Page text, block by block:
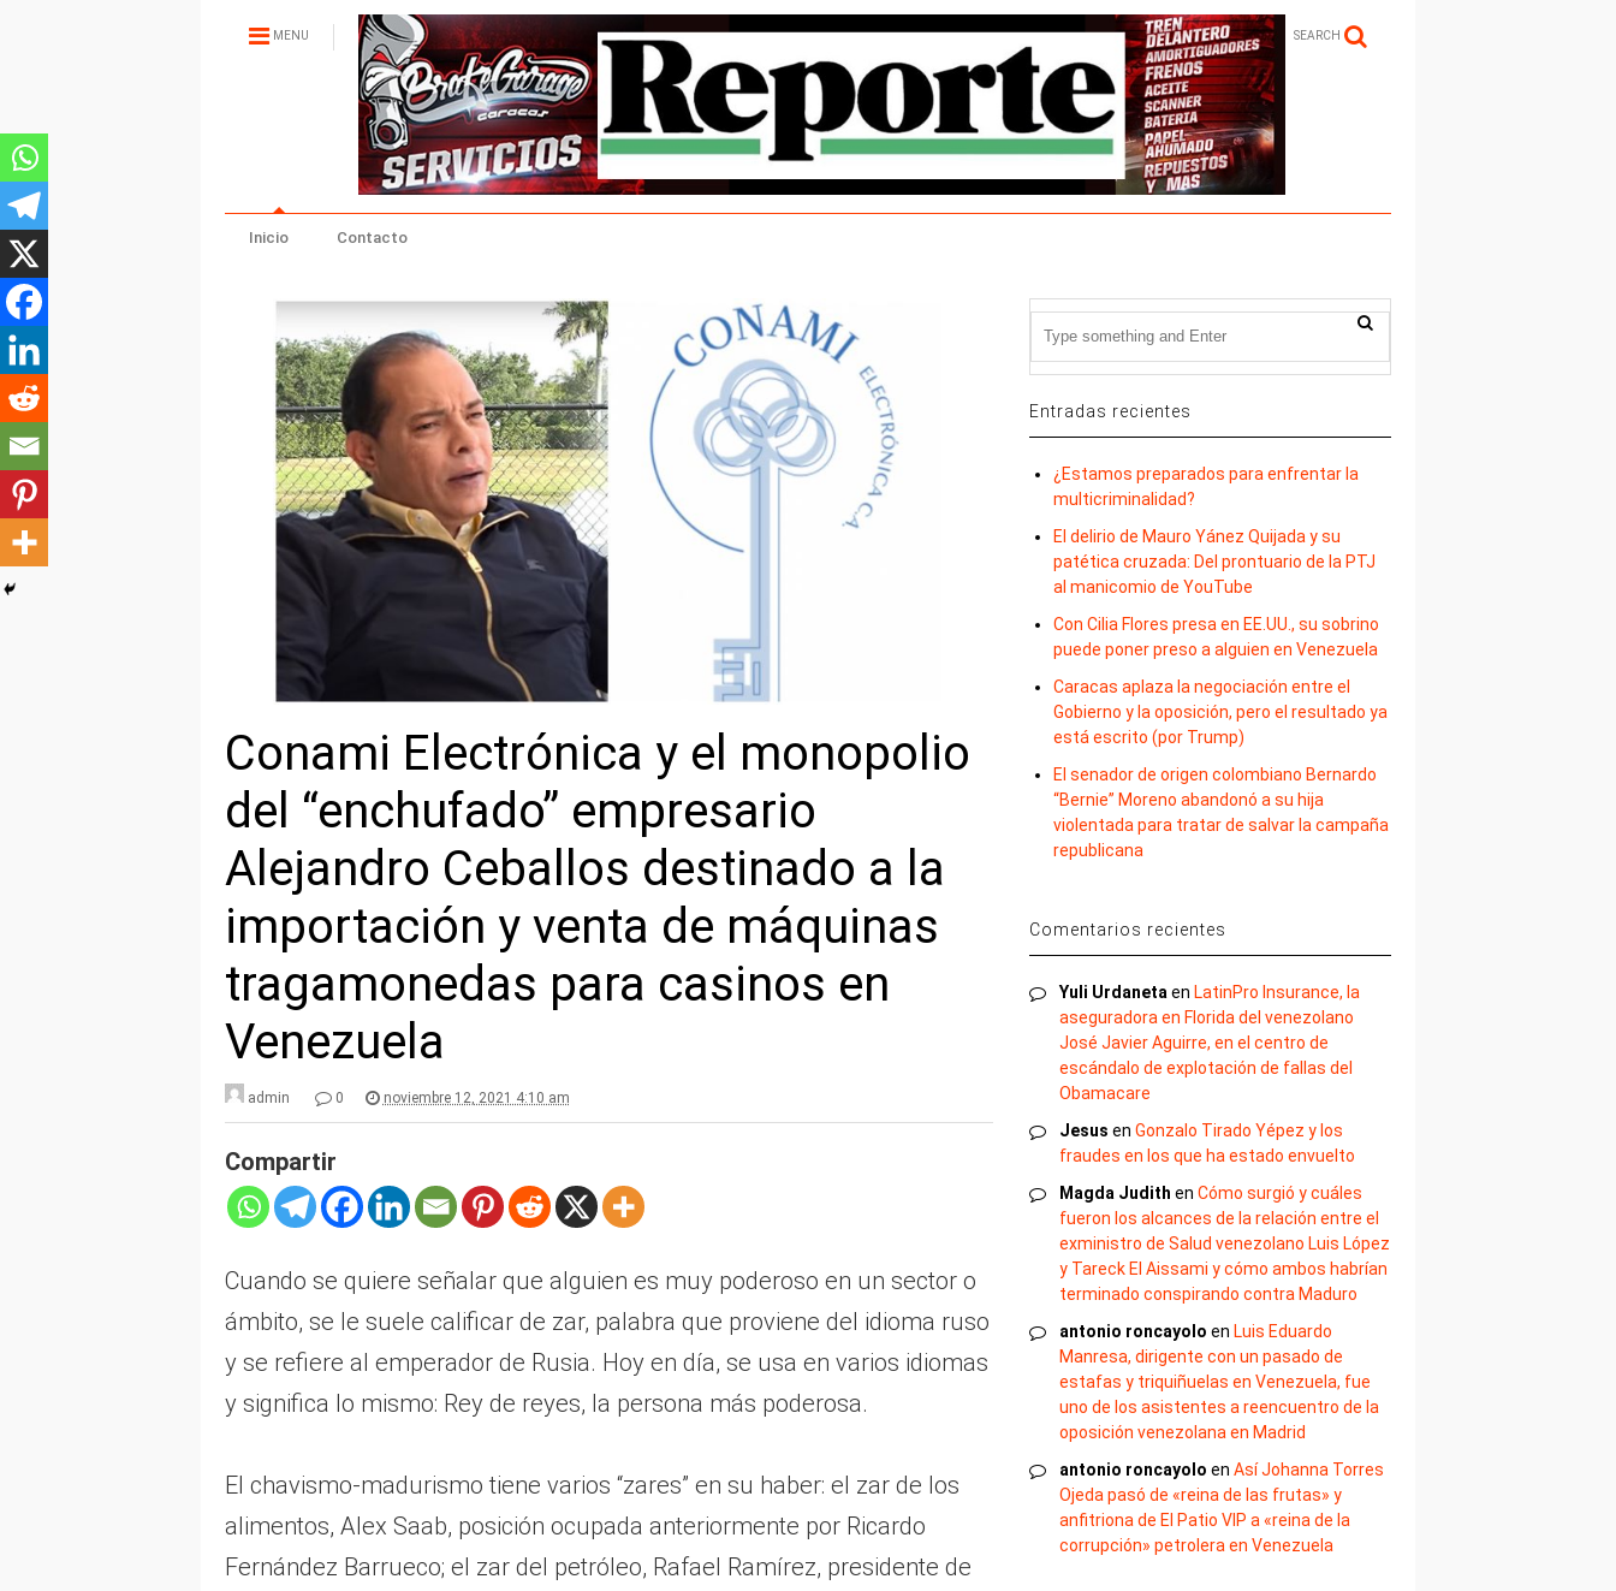
MENU SEARCH
Inicio Contacto
Conami Electrónica y el monopolio
del “enchufado” empresario
Alejandro Ceballos destinado a la
importación y venta de máquinas
tragamonedas para casinos en
Venezuela
admin 0 noviembre 12, 2021 4:10 am
Compartir
Cuando se quiere señalar que alguien es muy poderoso en un sector o
ámbito, se le suele calificar de zar, palabra que proviene del idioma ruso
y se refiere al emperador de Rusia. Hoy en día, se usa en varios idiomas
y significa lo mismo: Rey de reyes, la persona más poderosa.
El chavismo-madurismo tiene varios “zares” en su haber: el zar de los
alimentos, Alex Saab, posición ocupada anteriormente por Ricardo
Fernández Barrueco; el zar del petróleo, Rafael Ramírez, presidente de
Entradas recientes
¿Estamos preparados para enfrentar la
multicriminalidad?
El delirio de Mauro Yánez Quijada y su
patética cruzada: Del prontuario de la PTJ
al manicomio de YouTube
Con Cilia Flores presa en EE.UU., su sobrino
puede poner preso a alguien en Venezuela
Caracas aplaza la negociación entre el
Gobierno y la oposición, pero el resultado ya
está escrito (por Trump)
El senador de origen colombiano Bernardo
“Bernie” Moreno abandonó a su hija
violentada para tratar de salvar la campaña
republicana
Comentarios recientes
Yuli Urdaneta en LatinPro Insurance, la
aseguradora en Florida del venezolano
José Javier Aguirre, en el centro de
escándalo de explotación de fallas del
Obamacare
Jesus enGonzalo Tirado Yépez y los
fraudes en los que ha estado envuelto
Magda Judith enCómo surgió y cuáles
fueron los alcances de la relación entre el
exministro de Salud venezolano Luis López
y Tareck El Aissami y cómo ambos habrían
terminado conspirando contra Maduro
antonio roncayolo en Luis Eduardo
Manresa, dirigente con un pasado de
estafas y triquiñuelas en Venezuela, fue
uno de los asistentes a reencuentro de la
oposición venezolana en Madrid
antonio roncayolo enAsí Johanna Torres
Ojeda pasó de «reina de las frutas» y
anfitriona de El Patio VIP a «reina de la
corrupción» petrolera en Venezuela